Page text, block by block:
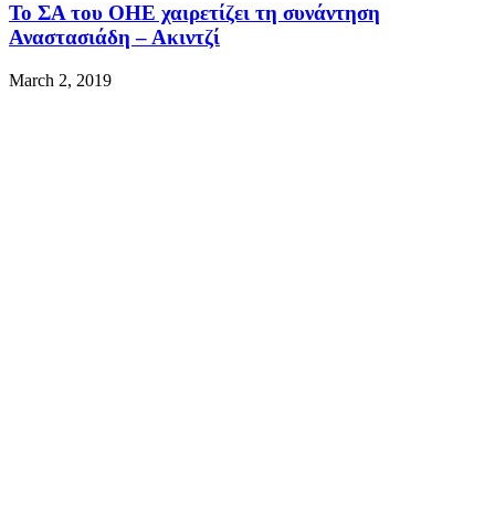
To ΣΑ του ΟΗΕ χαιρετίζει τη συνάντηση
Αναστασιάδη – Ακιντζί
March 2, 2019